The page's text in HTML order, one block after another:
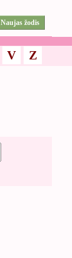
Naujas žodis
V Z